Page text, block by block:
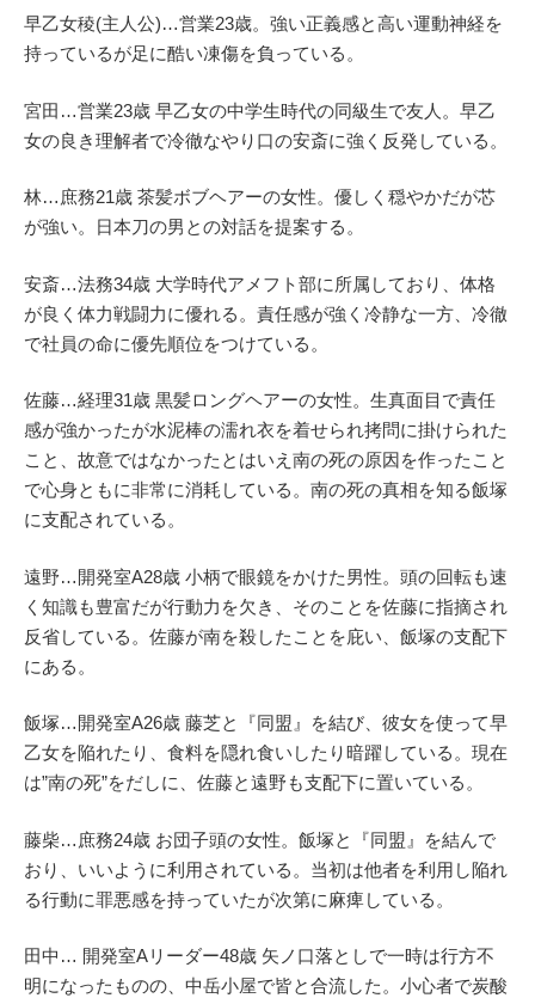
早乙女稜(主人公)…営業23歳。強い正義感と高い運動神経を
持っているが足に酷い凍傷を負っている。
宮田…営業23歳 早乙女の中学生時代の同級生で友人。早乙
女の良き理解者で冷徹なやり口の安斎に強く反発している。
林…庶務21歳 茶髪ボブヘアーの女性。優しく穏やかだが芯
が強い。日本刀の男との対話を提案する。
安斎…法務34歳 大学時代アメフト部に所属しており、体格
が良く体力戦闘力に優れる。責任感が強く冷静な一方、冷徹
で社員の命に優先順位をつけている。
佐藤…経理31歳 黒髪ロングヘアーの女性。生真面目で責任
感が強かったが水泥棒の濡れ衣を着せられ拷問に掛けられた
こと、故意ではなかったとはいえ南の死の原因を作ったこと
で心身ともに非常に消耗している。南の死の真相を知る飯塚
に支配されている。
遠野…開発室A28歳 小柄で眼鏡をかけた男性。頭の回転も速
く知識も豊富だが行動力を欠き、そのことを佐藤に指摘され
反省している。佐藤が南を殺したことを庇い、飯塚の支配下
にある。
飯塚…開発室A26歳 藤芝と『同盟』を結び、彼女を使って早
乙女を陥れたり、食料を隠れ食いしたり暗躍している。現在
は”南の死”をだしに、佐藤と遠野も支配下に置いている。
藤柴…庶務24歳 お団子頭の女性。飯塚と『同盟』を結んで
おり、いいように利用されている。当初は他者を利用し陥れ
る行動に罪悪感を持っていたが次第に麻痺している。
田中… 開発室Aリーダー48歳 矢ノ口落としで一時は行方不
明になったものの、中岳小屋で皆と合流した。小心者で炭酸